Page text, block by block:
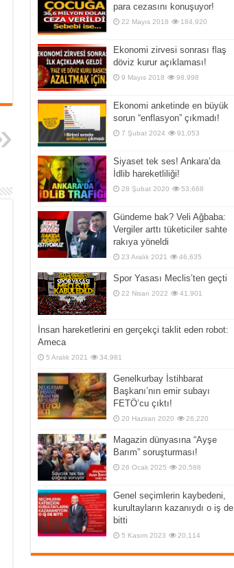
para cezasını konuşuyor!
22 Mayıs 2018 184,920
Ekonomi zirvesi sonrası flaş
döviz kurur açıklaması!
9 Mayıs 2018 98,998
Ekonomi anketinde en büyük
sorun “enflasyon” çıkmadı!
7 Şubat 2024 91,053
Siyaset tek ses! Ankara’da
İdlib hareketliliği!
28 Şubat 2020 53,668
Gündeme bak? Veli Ağbaba:
Vergiler arttı tüketiciler sahte
rakıya yöneldi
23 Aralık 2021 46,635
Spor Yasası Meclis’ten geçti
22 Nisan 2022 41,901
İnsan hareketlerini en gerçekçi taklit eden robot:
Ameca
5 Aralık 2021 34,981
Genelkurbay İstihbarat
Başkanı’nın emir subayı
FETÖ’cu çıktı!
20 Haziran 2020 26,220
Magazin dünyasına “Ayşe
Barım” soruşturması!
26 Ocak 2025 20,588
Genel seçimlerin kaybedeni,
kurultayların kazanıydı o iş de
bitti
5 Kasım 2023 20,114